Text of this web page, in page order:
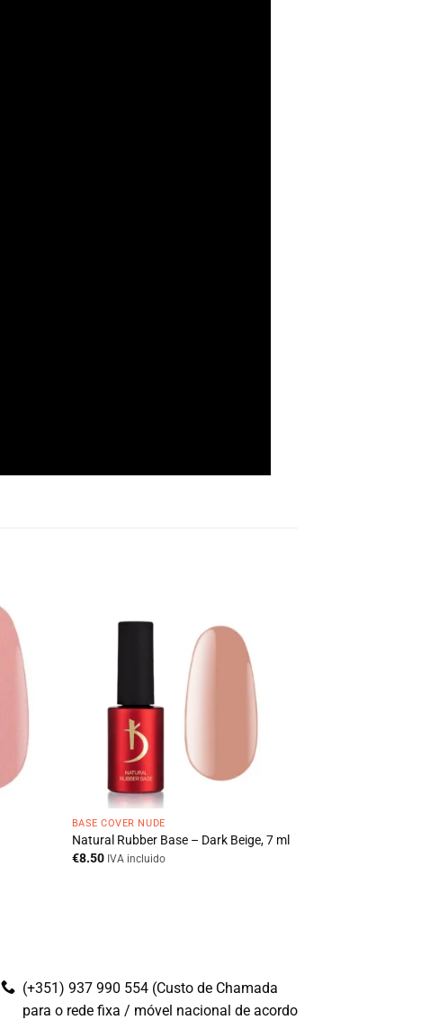
BASE COVER NUDE
Natural Rubber Base – Dark Beige, 7 ml
€8.50 IVA incluido
(+351) 937 990 554 (Custo de Chamada
para o rede fixa / móvel nacional de acordo